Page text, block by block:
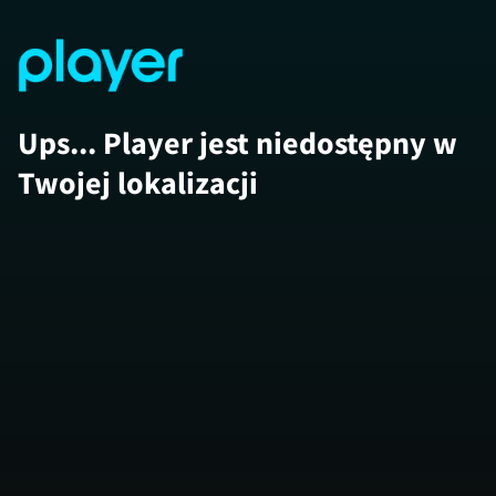
Ups... Player jest niedostępny w
Twojej lokalizacji